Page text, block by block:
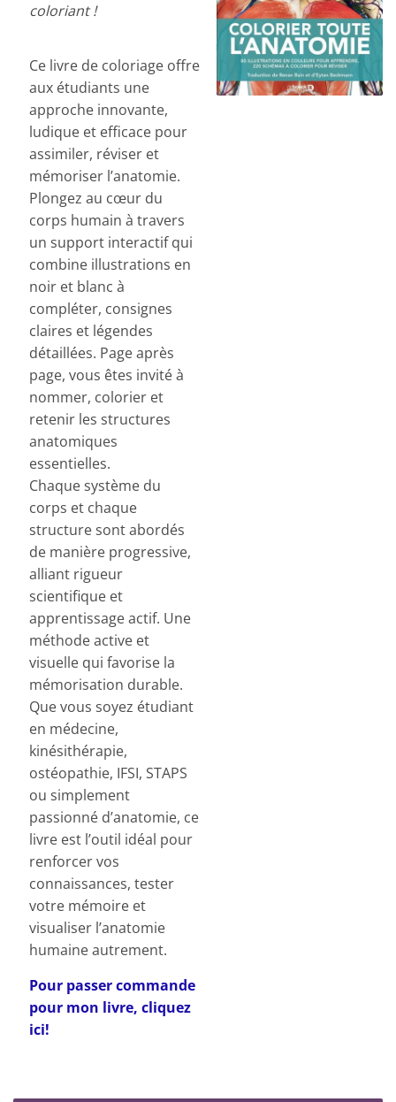
coloriant !
Ce livre de coloriage offre
aux étudiants une
approche innovante,
ludique et efficace pour
assimiler, réviser et
mémoriser l’anatomie.
Plongez au cœur du
corps humain à travers
un support interactif qui
combine illustrations en
noir et blanc à
compléter, consignes
claires et légendes
détaillées. Page après
page, vous êtes invité à
nommer, colorier et
retenir les structures
anatomiques
essentielles.
Chaque système du
corps et chaque
structure sont abordés
de manière progressive,
alliant rigueur
scientifique et
apprentissage actif. Une
méthode active et
visuelle qui favorise la
mémorisation durable.
Que vous soyez étudiant
en médecine,
kinésithérapie,
ostéopathie, IFSI, STAPS
ou simplement
passionné d’anatomie, ce
livre est l’outil idéal pour
renforcer vos
connaissances, tester
votre mémoire et
visualiser l’anatomie
humaine autrement.
Pour passer commande
pour mon livre, cliquez
ici!